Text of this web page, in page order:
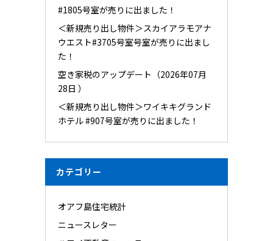
#1805号室が売りに出ました！
＜新規売り出し物件＞スカイアラモアナ
ウエスト#3705号室号室が売りに出まし
た！
空き家税のアップデート（2026年07月
28日 ）
＜新規売り出し物件＞ワイキキグランド
ホテル #907号室が売りに出ました！
カテゴリー
オアフ島住宅統計
ニュースレター